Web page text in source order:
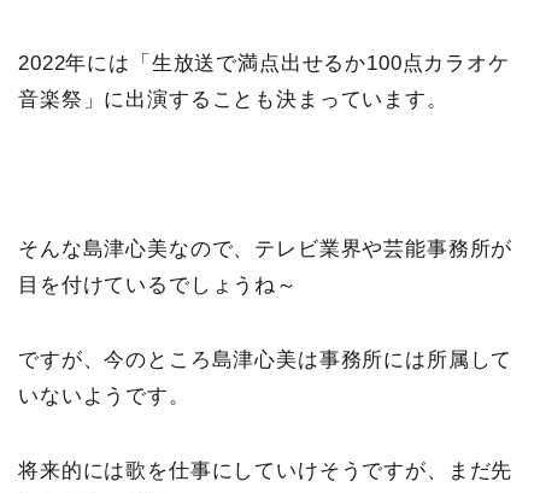
2022年には「生放送で満点出せるか100点カラオケ
音楽祭」に出演することも決まっています。
そんな島津心美なので、テレビ業界や芸能事務所が
目を付けているでしょうね～
ですが、今のところ島津心美は事務所には所属して
いないようです。
将来的には歌を仕事にしていけそうですが、まだ先